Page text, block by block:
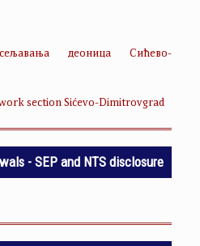
деоница Сићево-
section Sićevo-Dimitrovgrad
- SEP and NTS disclosure